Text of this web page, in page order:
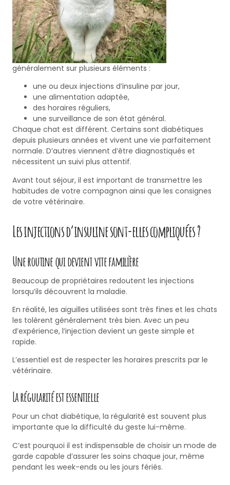
généralement sur plusieurs éléments :
une ou deux injections d’insuline par jour,
une alimentation adaptée,
des horaires réguliers,
une surveillance de son état général.
Chaque chat est différent. Certains sont diabétiques
depuis plusieurs années et vivent une vie parfaitement
normale. D’autres viennent d’être diagnostiqués et
nécessitent un suivi plus attentif.
Avant tout séjour, il est important de transmettre les
habitudes de votre compagnon ainsi que les consignes
de votre vétérinaire.
Les injections d’insuline sont-elles compliquées ?
Une routine qui devient vite familière
Beaucoup de propriétaires redoutent les injections
lorsqu’ils découvrent la maladie.
En réalité, les aiguilles utilisées sont très fines et les chats
les tolèrent généralement très bien. Avec un peu
d’expérience, l’injection devient un geste simple et
rapide.
L’essentiel est de respecter les horaires prescrits par le
vétérinaire.
La régularité est essentielle
Pour un chat diabétique, la régularité est souvent plus
importante que la difficulté du geste lui-même.
C’est pourquoi il est indispensable de choisir un mode de
garde capable d’assurer les soins chaque jour, même
pendant les week-ends ou les jours fériés.